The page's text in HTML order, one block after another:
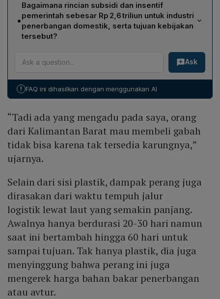
2027.
(misalnya karung gabah tidak tersedia),
memperpanjang waktu tempuh logistik laut dari 20‑30
hari menjadi sekitar 60 hari, serta mengerek harga
•
Bagaimana rincian subsidi dan insentif
pemerintah sebesar Rp 2,6 triliun untuk industri
penerbangan domestik, serta tujuan kebijakan
tersebut?
Pemerintah memberikan pembebasan bea masuk suku
cadang pesawat hingga 0 %, insentif PPN DTP 11 %
untuk tiket kelas ekonomi, serta relaksasi mekanisme
Total bantuan mencapai Rp 1,3 triliun per bulan,
maksimal 13 % dan mengurangi beban biaya perawatan
maskapai.
Ask
! FAQ ini dihasilkan dengan menggunakan AI
“Tadi ada yang mengadu pada saya, orang
dari Kalimantan Barat mau membeli gabah
tidak bisa karena tak tersedia karungnya,”
ujarnya.
Selain dari sisi plastik, dampak perang juga
dirasakan dari waktu tempuh jalur
logistik lewat laut yang semakin panjang.
Awalnya hanya berdurasi 20-30 hari namun
saat ini bertambah hingga 60 hari untuk
sampai tujuan. Tak hanya plastik, dia juga
menyinggung bahwa perang ini juga
mengerek harga bahan bakar penerbangan
atau avtur.